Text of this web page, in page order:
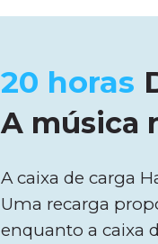
20 horas
A música
A caixa de carga
Uma recarga
enquanto a caixa